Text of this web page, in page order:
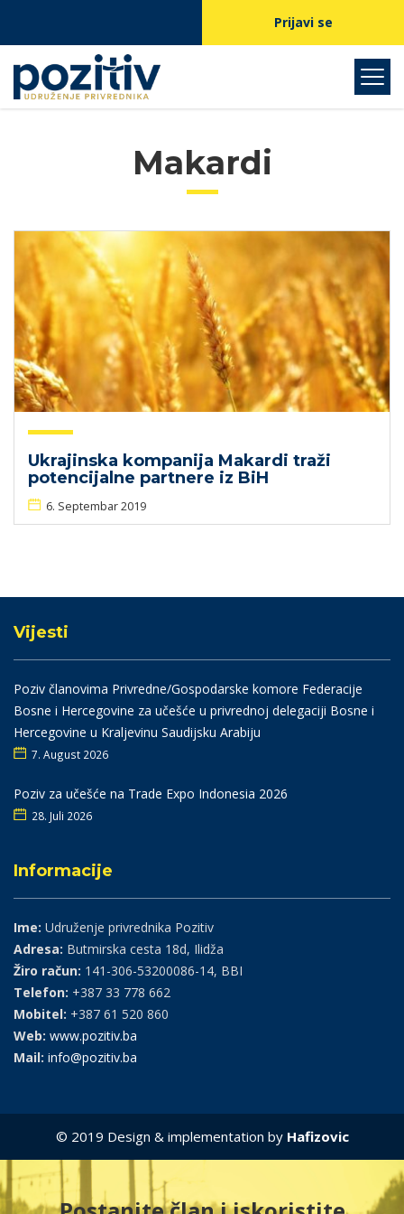
Prijavi se
Makardi
Ukrajinska kompanija Makardi traži
potencijalne partnere iz BiH
6. Septembar 2019
Vijesti
Poziv članovima Privredne/Gospodarske komore Federacije
Bosne i Hercegovine za učešće u privrednoj delegaciji Bosne i
Hercegovine u Kraljevinu Saudijsku Arabiju
7. August 2026
Poziv za učešće na Trade Expo Indonesia 2026
28. Juli 2026
Informacije
Ime: Udruženje privrednika Pozitiv
Adresa: Butmirska cesta 18d, Ilidža
Žiro račun: 141-306-53200086-14, BBI
Telefon: +387 33 778 662
Mobitel: +387 61 520 860
Web: www.pozitiv.ba
Mail: info@pozitiv.ba
© 2019 Design & implementation by Hafizovic